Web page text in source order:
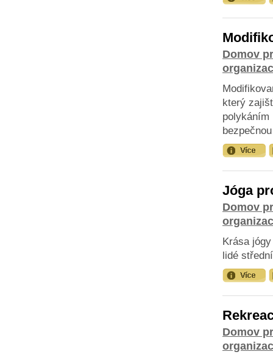
Domov
který
polykáním
Jóga
Domov
Krása
lidé
Domov